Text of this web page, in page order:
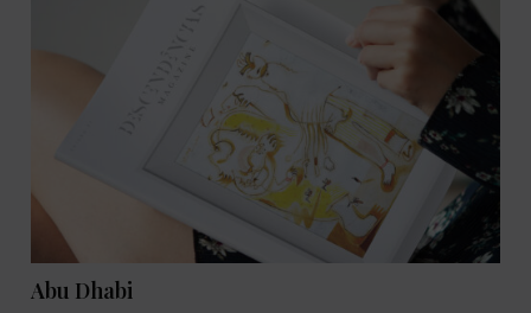
Abu Dhabi